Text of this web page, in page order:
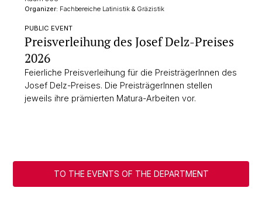
Organizer: Fachbereiche Latinistik & Gräzistik
PUBLIC EVENT
Preisverleihung des Josef Delz-Preises
2026
Feierliche Preisverleihung für die PreisträgerInnen des
Josef Delz-Preises. Die PreisträgerInnen stellen
jeweils ihre prämierten Matura-Arbeiten vor.
TO THE EVENTS OF THE DEPARTMENT